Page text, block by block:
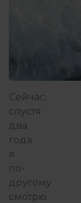
Сейчас,
спустя
два
года
я
по-
другому
смотрю